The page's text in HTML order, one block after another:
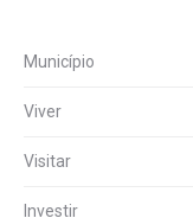
Município
Viver
Visitar
Investir